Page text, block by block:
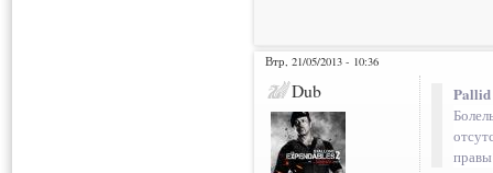
Втр, 21/05/2013 - 10:36
Dub Pallid